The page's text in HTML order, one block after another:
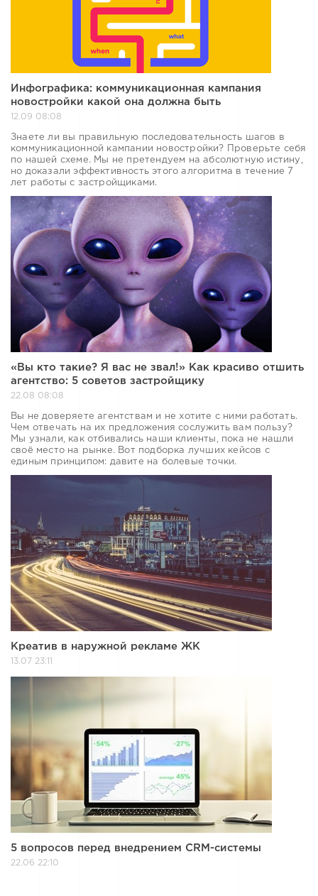
Инфографика: коммуникационная кампания
новостройки какой она должна быть
12.09 08:08
Знаете ли вы правильную последовательность шагов в
коммуникационной кампании новостройки? Проверьте себя
по нашей схеме. Мы не претендуем на абсолютную истину,
но доказали эффективность этого алгоритма в течение 7
лет работы с застройщиками.
«Вы кто такие? Я вас не звал!» Как красиво отшить
агентство: 5 советов застройщику
22.08 08:08
Вы не доверяете агентствам и не хотите с ними работать.
Чем отвечать на их предложения сослужить вам пользу?
Мы узнали, как отбивались наши клиенты, пока не нашли
своё место на рынке. Вот подборка лучших кейсов с
единым принципом: давите на болевые точки.
Креатив в наружной рекламе ЖК
13.07 23:11
5 вопросов перед внедрением CRM-системы
22.06 22:10